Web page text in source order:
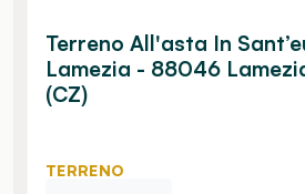
Terreno All'asta In
Lamezia - 88046
(CZ)
TERRENO